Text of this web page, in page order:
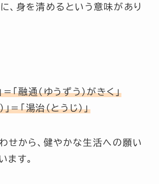
、身を清めるという意味があり
＝「融通（ゆうずう）がきく」
」＝「湯治（とうじ）」
せから、健やかな生活への願い
ます。